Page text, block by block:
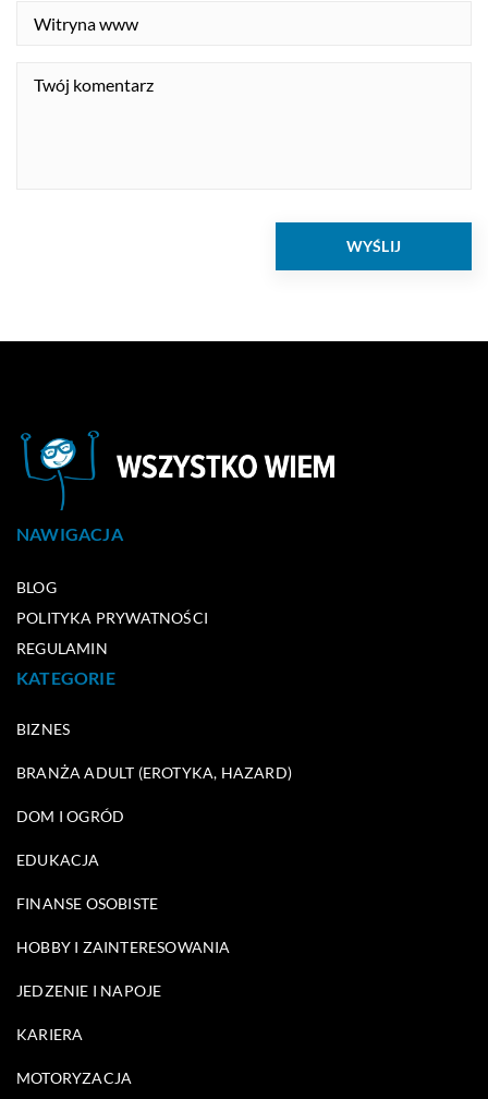
NAWIGACJA
BLOG
POLITYKA PRYWATNOŚCI
REGULAMIN
KATEGORIE
BIZNES
BRANŻA ADULT (EROTYKA, HAZARD)
DOM I OGRÓD
EDUKACJA
FINANSE OSOBISTE
HOBBY I ZAINTERESOWANIA
JEDZENIE I NAPOJE
KARIERA
MOTORYZACJA